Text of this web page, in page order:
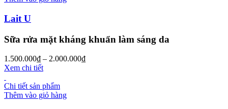
Lait U
Sữa rửa mặt kháng khuẩn làm sáng da
1.500.000₫ – 2.000.000₫
Xem chi tiết
Chi tiết sản phẩm
Thêm vào giỏ hàng